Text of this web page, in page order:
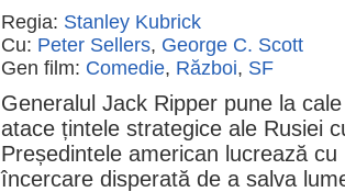
Regia: Stanley Kubrick
Cu: Peter Sellers, George C. Scott
Gen film: Comedie, Război, SF
Generalul Jack Ripper pune la
atace țintele strategice ale Rusiei
Președintele american lucrează
încercare disperată de a salva